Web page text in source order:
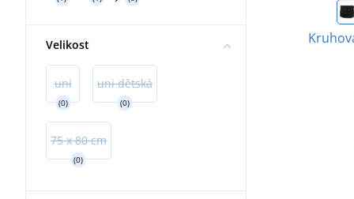
Velikost
uni
(0)
uni dětská
(0)
75 x 80 cm
(0)